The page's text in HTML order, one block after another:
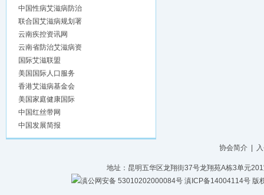
中国性病艾滋病防治
联合国艾滋病规划署
云南疾控资讯网
云南省防治艾滋病资
国际艾滋联盟
美国国际人口服务
香港艾滋病基金会
美国家庭健康国际
中国红丝带网
中国发展简报
协会简介|
地址：昆明五华区龙翔街37号龙翔苑A栋3单元
滇公网安备 53010202000084号 滇ICP备14004114号版